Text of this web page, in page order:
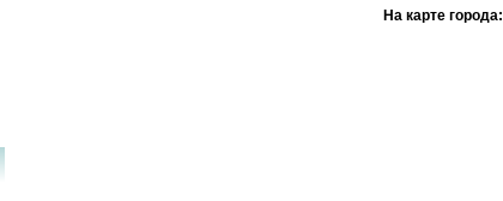
На карте города: